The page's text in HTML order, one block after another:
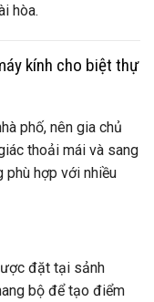
hòa.
kính cho biệt thự
phố, nên gia chủ
thoải mái và sang
hợp với nhiều
đặt tại sảnh
bộ để tạo điểm